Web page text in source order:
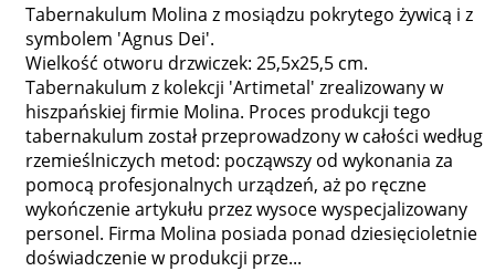
Tabernakulum Molina z mosiądzu pokrytego żywicą i z
symbolem 'Agnus Dei'.
Wielkość otworu drzwiczek: 25,5x25,5 cm.
Tabernakulum z kolekcji 'Artimetal' zrealizowany w
hiszpańskiej firmie Molina. Proces produkcji tego
tabernakulum został przeprowadzony w całości według
rzemieślniczych metod: począwszy od wykonania za
pomocą profesjonalnych urządzeń, aż po ręczne
wykończenie artykułu przez wysoce wyspecjalizowany
personel. Firma Molina posiada ponad dziesięcioletnie
doświadczenie w produkcji prze...